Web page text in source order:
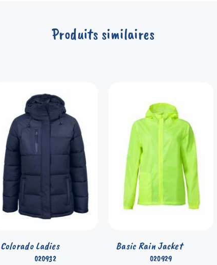
Produits similaires
020932
Colorado Ladies
020929
Basic Rain Jacket